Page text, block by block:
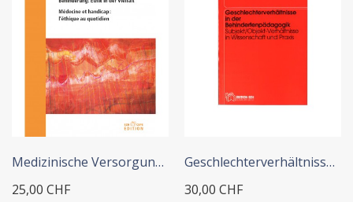
Medizinische Versorgung und...
25,00 CHF
Geschlechterverhältnisse in...
30,00 CHF